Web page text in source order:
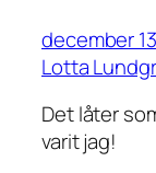
december
Lotta
Det låter
varit jag!